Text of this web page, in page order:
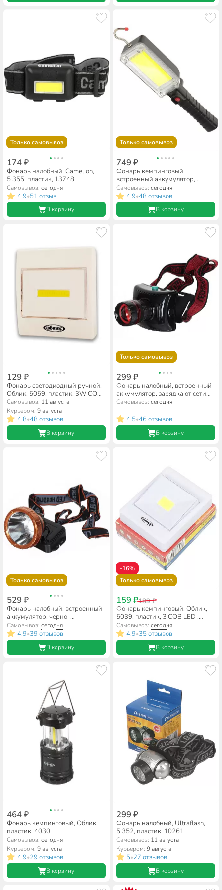
Только самовывоз
174 ₽
Фонарь налобный, Camelion,
5 355, пластик, 13748
Самовывоз:сегодня
4.9•51 отзыв
В корзину
Только самовывоз
749 ₽
Фонарь кемпинговый,
встроенный аккумулятор,
черно-серебряный, SPE17194-
16
Самовывоз: сегодня
4.9•48 отзывов
В корзину
129 ₽
Фонарь светодиодный ручной,
Облик, 5059, пластик, 3W COB,
УТ-00000739
Самовывоз: 11 августа
Курьером:9 августа
4.8•48 отзывов
В корзину
Только самовывоз
299 ₽
Фонарь налобный, встроенный
аккумулятор, зарядка от сети
220 В, пластик, черно-красный,
SPE17194-15
Самовывоз: сегодня
4.5•46 отзывов
В корзину
Только самовывоз
529 ₽
Фонарь налобный, встроенный
аккумулятор, черно-
оранжевый, SPE17194-10
Самовывоз:сегодня
4.9•39 отзывов
В корзину
-16%
Только самовывоз
159 ₽189 ₽
Фонарь кемпинговый, Облик,
5039, пластик, 3 COB LED ,
магнит
Самовывоз: сегодня
4.9•35 отзывов
В корзину
464 ₽
Фонарь кемпинговый, Облик,
пластик, 4030
Самовывоз:сегодня
Курьером:9 августа
4.9•29 отзывов
В корзину
299 ₽
Фонарь налобный, Ultraflash,
5 352, пластик, 10261
Самовывоз: 11 августа
Курьером: 9 августа
5•27 отзывов
В корзину